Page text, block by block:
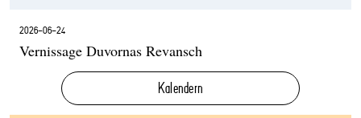
2026-06-24
Vernissage Duvornas Revansch
Kalendern